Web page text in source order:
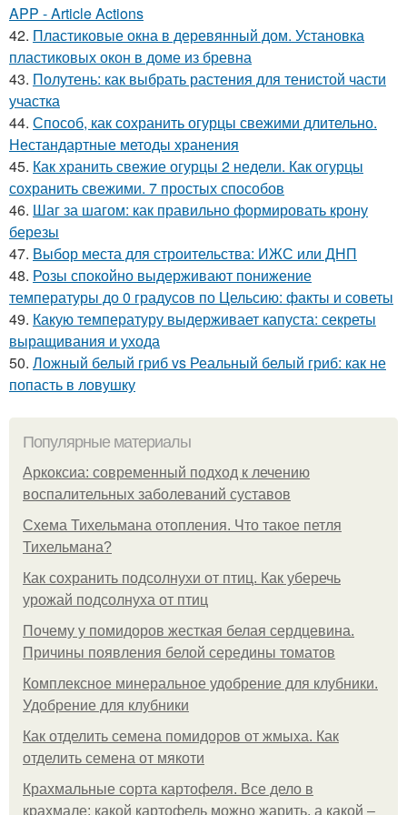
APP - Article Actions
42. Пластиковые окна в деревянный дом. Установка
пластиковых окон в доме из бревна
43. Полутень: как выбрать растения для тенистой части
участка
44. Способ, как сохранить огурцы свежими длительно.
Нестандартные методы хранения
45. Как хранить свежие огурцы 2 недели. Как огурцы
сохранить свежими. 7 простых способов
46. Шаг за шагом: как правильно формировать крону
березы
47. Выбор места для строительства: ИЖС или ДНП
48. Розы спокойно выдерживают понижение
температуры до 0 градусов по Цельсию: факты и советы
49. Какую температуру выдерживает капуста: секреты
выращивания и ухода
50. Ложный белый гриб vs Реальный белый гриб: как не
попасть в ловушку
Популярные материалы
Аркоксиа: современный подход к лечению
воспалительных заболеваний суставов
Схема Тихельмана отопления. Что такое петля
Тихельмана?
Как сохранить подсолнухи от птиц. Как уберечь
урожай подсолнуха от птиц
Почему у помидоров жесткая белая сердцевина.
Причины появления белой середины томатов
Комплексное минеральное удобрение для клубники.
Удобрение для клубники
Как отделить семена помидоров от жмыха. Как
отделить семена от мякоти
Крахмальные сорта картофеля. Все дело в
крахмале: какой картофель можно жарить, а какой –